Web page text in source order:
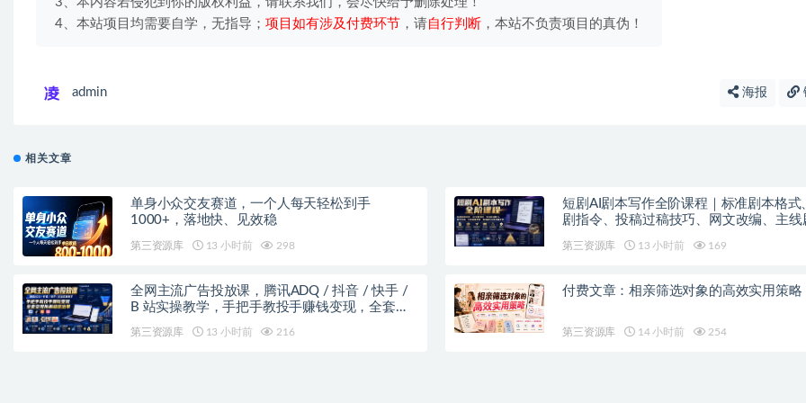
4、本站项目均需要自学，无指导； 项目如有涉及付费环节 ，请自行判断 ，本站不负责项目的真伪！
admin 海报
相关文章
单身小众交友赛道，一个人每天轻松到手
1000+，落地快、见效稳
第三资源库 13 小时前 298
短剧AI剧本写作全阶课程｜标准剧本格式
剧指令、投稿过稿技巧、网文改编、主线
第三资源库 13 小时前 169
全网主流广告投放课，腾讯ADQ / 抖音 / 快手 /
B 站实操教学，手把手教投手赚钱变现，全套变
第三资源库 13 小时前 216
付费文章：相亲筛选对象的高效实用策略
第三资源库 14 小时前 254